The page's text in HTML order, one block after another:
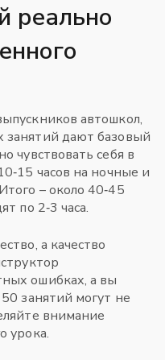
реально
автошкол,
занятий дают базовый
чувствовать себя в
часов на ночные и
– около 40‑45
по 2‑3 часа.
а качество
ошибках, а вы
занятий могут не
внимание
урока.